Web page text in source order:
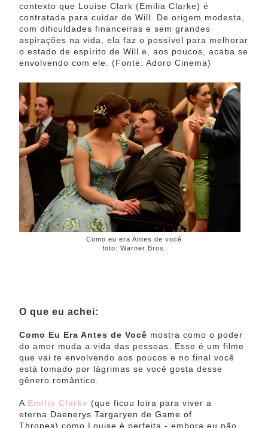
contexto que Louise Clark (Emilia Clarke) é
contratada para cuidar de Will. De origem modesta,
com dificuldades financeiras e sem grandes
aspirações na vida, ela faz o possível para melhorar
o estado de espírito de Will e, aos poucos, acaba se
envolvendo com ele. (Fonte: Adoro Cinema)
Como eu era Antes de você
foto: Warner Bros.
O que eu achei:
Como Eu Era Antes de Você mostra como o poder
do amor muda a vida das pessoas. Esse é um filme
que vai te envolvendo aos poucos e no final você
está tomado por lágrimas se você gosta desse
gênero romântico.
A Emilia Clarke (que ficou loira para viver a
eterna Daenerys Targaryen de Game of
Thrones) como Louise é perfeita - embora eu não